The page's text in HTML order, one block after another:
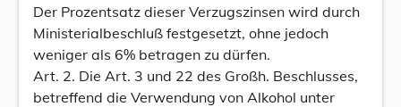
Der Prozentsatz dieser Verzugszinsen wird durch
Ministerialbeschluß festgesetzt, ohne jedoch
weniger als 6% betragen zu dürfen.
Art. 2. Die Art. 3 und 22 des Großh. Beschlusses,
betreffend die Verwendung von Alkohol unter